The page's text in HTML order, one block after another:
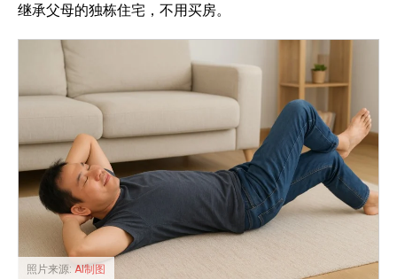
继承父母的独栋住宅，不用买房。
照片来源: AI制图